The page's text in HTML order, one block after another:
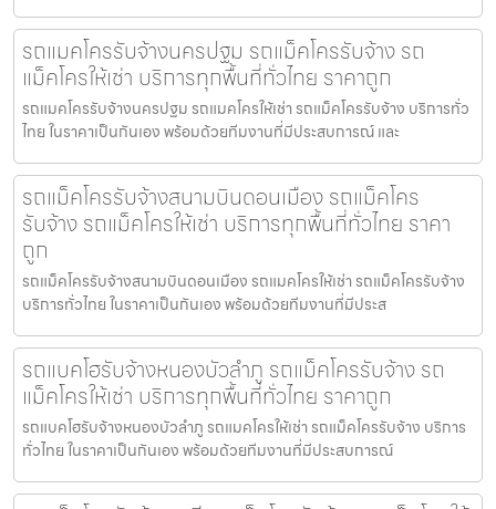
รถแมคโครรับจ้างนครปฐม รถแม็คโครรับจ้าง รถ
แม็คโครให้เช่า บริการทุกพื้นที่ทั่วไทย ราคาถูก
รถแมคโครรับจ้างนครปฐม รถแมคโครให้เช่า รถแม็คโครรับจ้าง บริการทั่ว
ไทย ในราคาเป็นกันเอง พร้อมด้วยทีมงานที่มีประสบการณ์ และ
รถแม็คโครรับจ้างสนามบินดอนเมือง รถแม็คโคร
รับจ้าง รถแม็คโครให้เช่า บริการทุกพื้นที่ทั่วไทย ราคา
ถูก
รถแม็คโครรับจ้างสนามบินดอนเมือง รถแมคโครให้เช่า รถแม็คโครรับจ้าง
บริการทั่วไทย ในราคาเป็นกันเอง พร้อมด้วยทีมงานที่มีประส
รถแบคโฮรับจ้างหนองบัวลำภู รถแม็คโครรับจ้าง รถ
แม็คโครให้เช่า บริการทุกพื้นที่ทั่วไทย ราคาถูก
รถแบคโฮรับจ้างหนองบัวลำภู รถแมคโครให้เช่า รถแม็คโครรับจ้าง บริการ
ทั่วไทย ในราคาเป็นกันเอง พร้อมด้วยทีมงานที่มีประสบการณ์